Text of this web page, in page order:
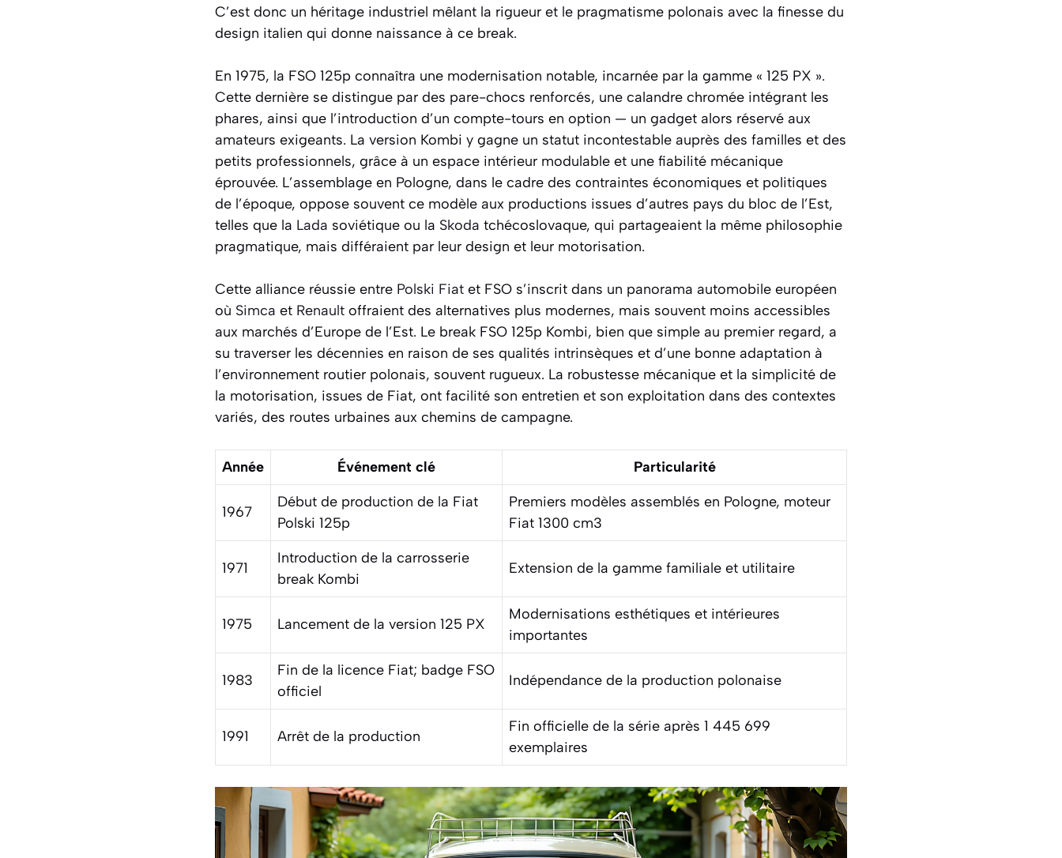
C’est donc un héritage industriel mêlant la rigueur et le pragmatisme polonais avec la finesse du
design italien qui donne naissance à ce break.
En 1975, la FSO 125p connaîtra une modernisation notable, incarnée par la gamme « 125 PX ».
Cette dernière se distingue par des pare-chocs renforcés, une calandre chromée intégrant les
phares, ainsi que l’introduction d’un compte-tours en option — un gadget alors réservé aux
amateurs exigeants. La version Kombi y gagne un statut incontestable auprès des familles et des
petits professionnels, grâce à un espace intérieur modulable et une fiabilité mécanique
éprouvée. L’assemblage en Pologne, dans le cadre des contraintes économiques et politiques
de l’époque, oppose souvent ce modèle aux productions issues d’autres pays du bloc de l’Est,
telles que la Lada soviétique ou la Skoda tchécoslovaque, qui partageaient la même philosophie
pragmatique, mais différaient par leur design et leur motorisation.
Cette alliance réussie entre Polski Fiat et FSO s’inscrit dans un panorama automobile européen
où Simca et Renault offraient des alternatives plus modernes, mais souvent moins accessibles
aux marchés d’Europe de l’Est. Le break FSO 125p Kombi, bien que simple au premier regard, a
su traverser les décennies en raison de ses qualités intrinsèques et d’une bonne adaptation à
l’environnement routier polonais, souvent rugueux. La robustesse mécanique et la simplicité de
la motorisation, issues de Fiat, ont facilité son entretien et son exploitation dans des contextes
variés, des routes urbaines aux chemins de campagne.
Année Événement clé Particularité
1967
Début de production de la Fiat
Polski 125p
Premiers modèles assemblés en Pologne, moteur
Fiat 1300 cm3
1971
Introduction de la carrosserie
break Kombi
Extension de la gamme familiale et utilitaire
1975 Lancement de la version 125 PX
Modernisations esthétiques et intérieures
importantes
1983
Fin de la licence Fiat; badge FSO
officiel
Indépendance de la production polonaise
1991 Arrêt de la production
Fin officielle de la série après 1 445 699
exemplaires